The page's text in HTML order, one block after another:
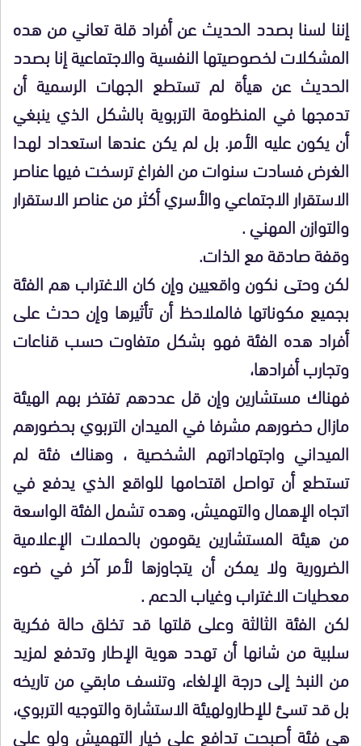
إننا لسنا بصدد الحديث عن أفراد قلة تعاني من هده
المشكلات لخصوصيتها النفسية والاجتماعية إنا بصدد
الحديث عن هيأة لم تستطع الجهات الرسمية أن
تدمجها في المنظومة التربوية بالشكل الذي ينبغي
أن يكون عليه الأمر. بل لم يكن عندها استعداد لهدا
الغرض فسادت سنوات من الفراغ ترسخت فيها عناصر
الاستقرار الاجتماعي والأسري أكثر من عناصر الاستقرار
والتوازن المهني .
وقفة صادقة مع الذات.
لكن وحتى نكون واقعيين وإن كان الاغتراب هم الفئة
بجميع مكوناتها فالملاحظ أن تأثيرها وإن حدث على
أفراد هده الفئة فهو بشكل متفاوت حسب قناعات
وتجارب أفرادها،
فهناك مستشارين وإن قل عددهم تفتخر بهم الهيئة
مازال حضورهم مشرفا في الميدان التربوي بحضورهم
الميداني واجتهاداتهم الشخصية ، وهناك فئة لم
تستطع أن تواصل اقتحامها للواقع الذي يدفع في
اتجاه الإهمال والتهميش، وهده تشمل الفئة الواسعة
من هيئة المستشارين يقومون بالحملات الإعلامية
الضرورية ولا يمكن أن يتجاوزها لأمر آخر في ضوء
معطيات الاغتراب وغياب الدعم .
لكن الفئة الثالثة وعلى قلتها قد تخلق حالة فكرية
سلبية من شانها أن تهدد هوية الإطار وتدفع لمزيد
من النبذ إلى درجة الإلغاء، وتنسف مابقي من تاريخه
بل قد تسئ للإطارولهيئة الاستشارة والتوجيه التربوي،
هي فئة أصبحت تدافع على خيار التهميش ولو على